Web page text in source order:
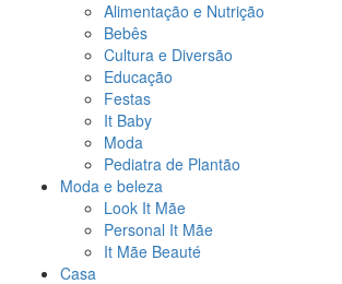
Alimentação e Nutrição
Bebês
Cultura e Diversão
Educação
Festas
It Baby
Moda
Pediatra de Plantão
Moda e beleza
Look It Mãe
Personal It Mãe
It Mãe Beauté
Casa